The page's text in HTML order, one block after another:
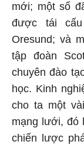
mới; một số
được tái
Oresund; và
tập đoàn
chuyên đào
học. Kinh
cho ta một
mạng lưới, đó
chiến lược